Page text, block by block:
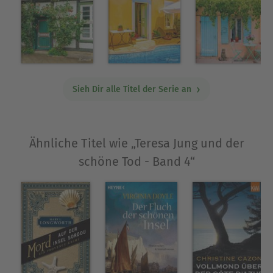
Über Lena Sand
Lena Sand ist das Pseudonym der deutschen
Schriftstellerin Christa Jekoff. Sie wuchs in
Frankfurt am Main auf und studierte dort
schreibt sie erfolgreich in verschiedensten Genres
Die Autorin im Internet: www.christa-jekoff.de
Die Kriminalromanreihe von Lena Sand bei
dotbooks umfasst:
»Teresa Jung und der tote Nachbar«
»Teresa Jung und der Tote im Pool«
»Teresa Jung und die Tote am Küchentisch«
»Teresa Jung und der schöne Tod«
Sieh Dir alle Titel der Serie an
Ähnliche Titel wie „Teresa Jung und der
schöne Tod - Band 4“